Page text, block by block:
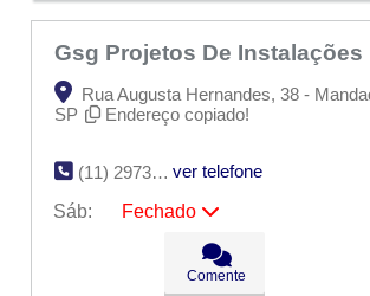
Gsg Projetos De
Rua Augusta Hernandes, 38 -
SP
Endereço copiado!
(11) 2973-8762
ver telefone
Sáb:
Fechado
09:00 - 18:00
09:00 - 18:00
09:00 - 18:00
Comente